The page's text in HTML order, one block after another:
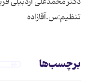
تنظیم:س.آقازاده
برچسب‌ها